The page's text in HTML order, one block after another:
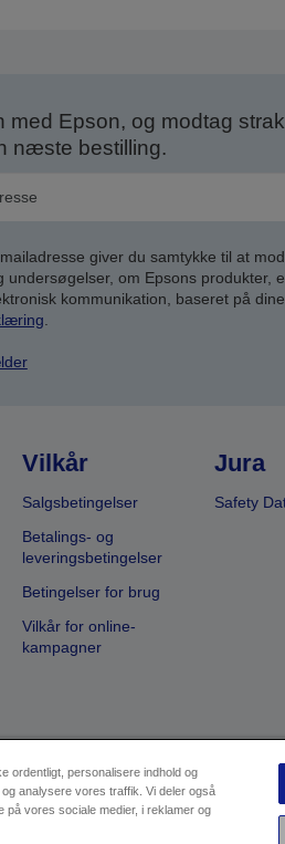
med Epson, og modtag
næste bestilling.
giver du samtykke til at
undersøgelser, om Epsons produkter,
kommunikation, baseret på
Vilkår
Salgsbetingelser
Betalings- og
leveringsbetingelser
Betingelser for brug
Vilkår for online-
kampagner
Jura
Safety
ordentligt, personalisere indhold og
analysere vores traffik. Vi deler også
på vores sociale medier, i reklamer og